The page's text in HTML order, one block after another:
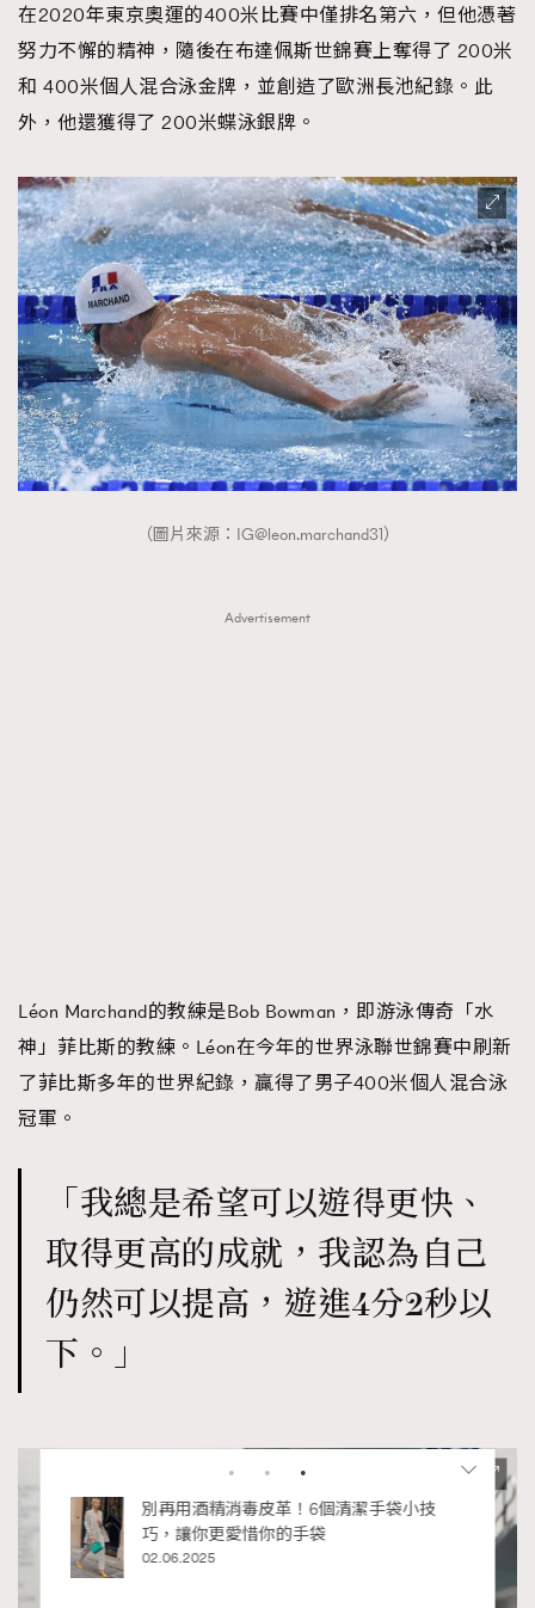
在2020年東京奧運的400米比賽中僅排名第六，但他憑著
努力不懈的精神，隨後在布達佩斯世錦賽上奪得了 200米
和 400米個人混合泳金牌，並創造了歐洲長池紀錄。此
外，他還獲得了 200米蝶泳銀牌。
（圖片來源： IG@leon.marchand31）
Advertisement
Léon Marchand的教練是Bob Bowman，即游泳傳奇「水
神」菲比斯的教練。Léon在今年的世界泳聯世錦賽中刷新
了菲比斯多年的世界紀錄，贏得了男子400米個人混合泳
冠軍。
「我總是希望可以遊得更快、
取得更高的成就，我認為自己
仍然可以提高，遊進4分2秒以
下。」